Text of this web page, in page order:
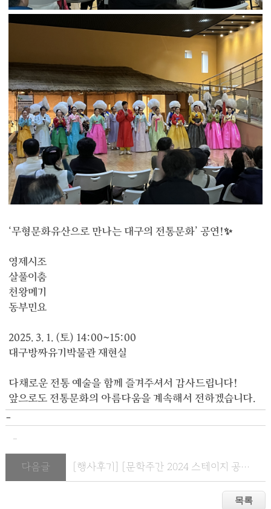
‘무형문화유산으로 만나는 대구의 전통문화’ 공연!✨
영제시조
살풀이춤
천왕메기
동부민요
2025. 3. 1. (토) 14:00~15:00
대구방짜유기박물관 재현실
다채로운 전통 예술을 함께 즐겨주셔서 감사드립니다!
앞으로도 전통문화의 아름다움을 계속해서 전하겠습니다.
-
-
다음글 [행사후기] [문학주간 2024 스테이지 공모전] SPIN OFF 전통다과...